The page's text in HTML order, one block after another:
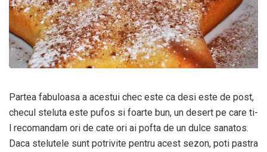
Partea fabuloasa a acestui chec este ca desi este de post,
checul steluta este pufos si foarte bun, un desert pe care ti-
l recomandam ori de cate ori ai pofta de un dulce sanatos.
Daca stelutele sunt potrivite pentru acest sezon, poti pastra